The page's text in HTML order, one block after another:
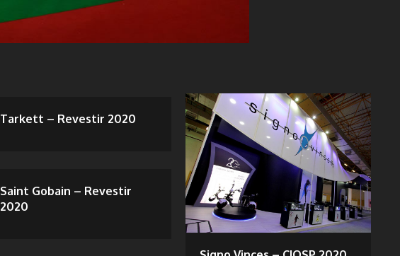
Tarkett – Revestir 2020
Saint Gobain – Revestir
2020